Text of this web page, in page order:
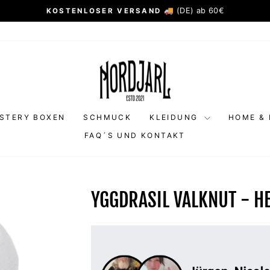
Pause
KOSTENLOSER VERSAND 🚚 (DE) ab 60€
BOXEN SCHMUCK KLEIDUNG HOME &
FAQ´S UND KONTAKT
YGGDRASIL VALKNUT -